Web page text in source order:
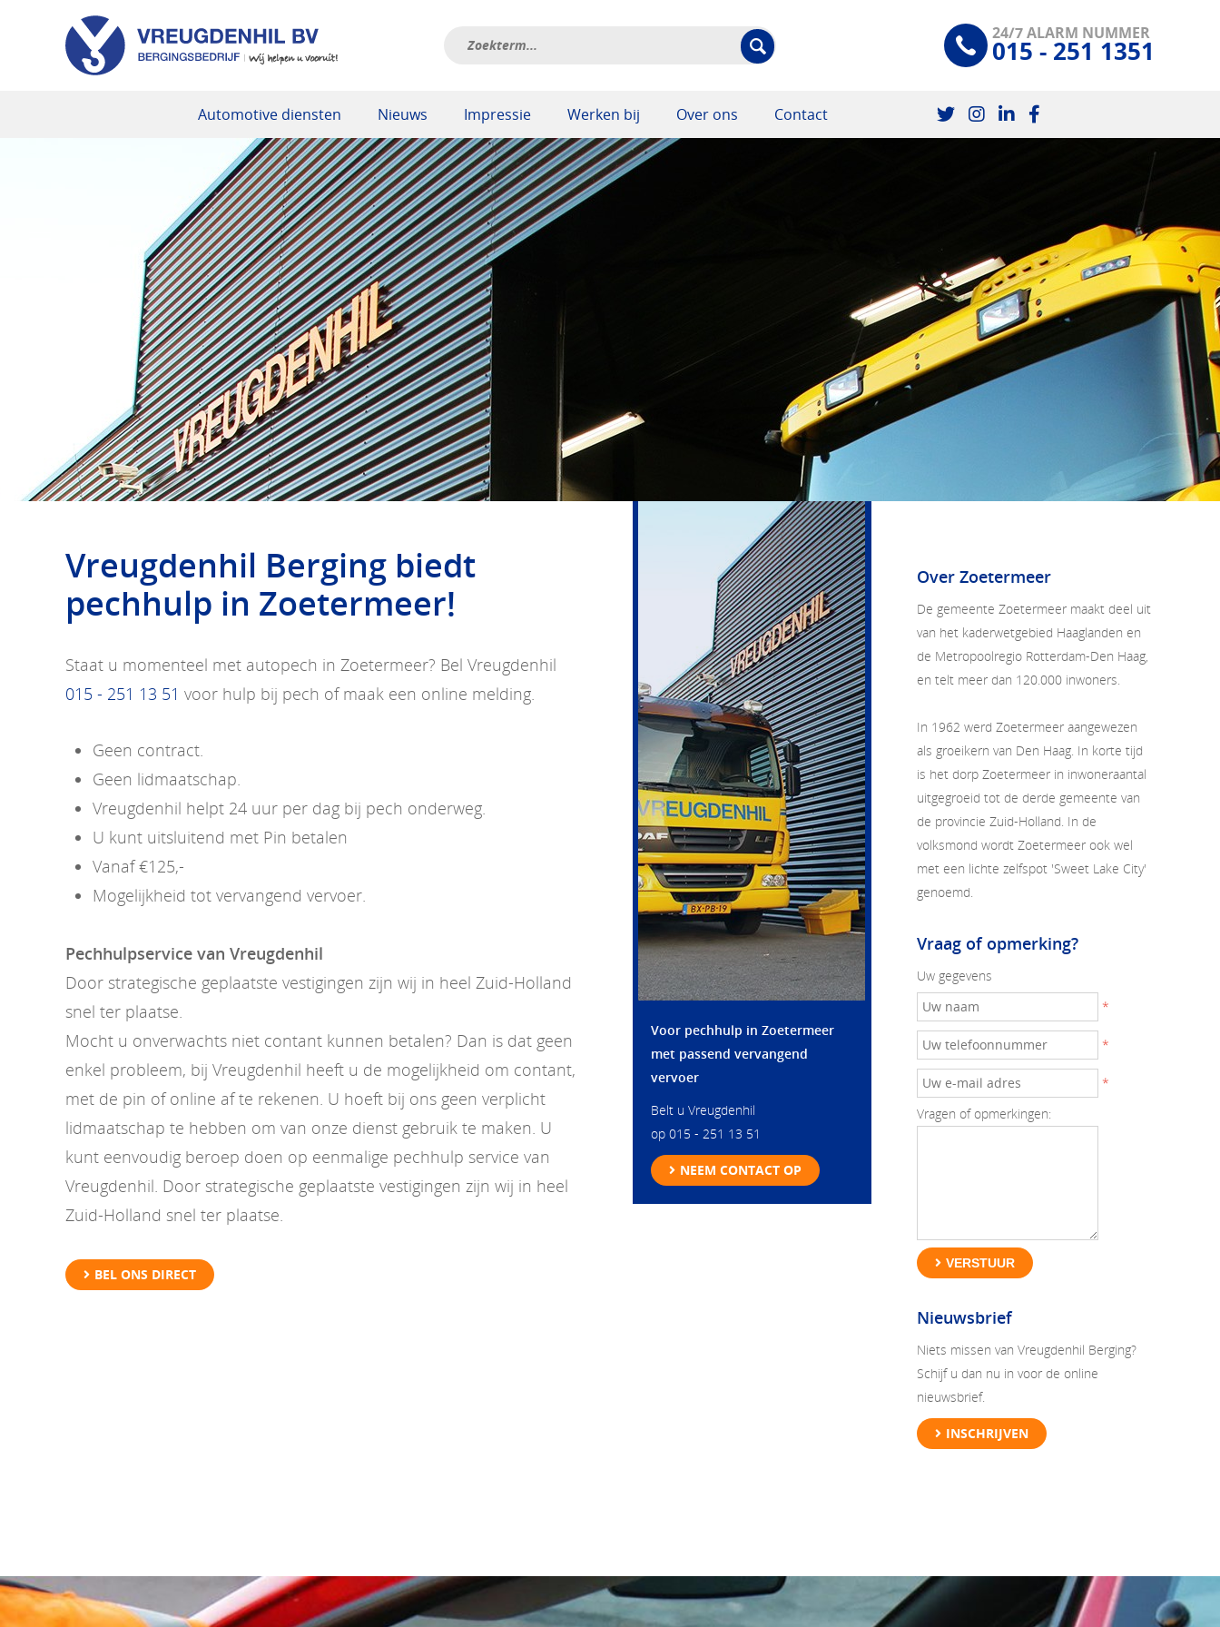
24/7 ALARM NUMMER
015 - 251 1351
Automotive diensten Nieuws Impressie Werken bij Over ons Contact
Vreugdenhil Berging biedt
pechhulp in Zoetermeer!
Staat u momenteel met autopech in Zoetermeer? Bel Vreugdenhil
015 - 251 13 51 voor hulp bij pech of maak een online melding.
Geen contract.
Geen lidmaatschap.
Vreugdenhil helpt 24 uur per dag bij pech onderweg.
U kunt uitsluitend met Pin betalen
Vanaf €125,-
Mogelijkheid tot vervangend vervoer.
Pechhulpservice van Vreugdenhil
Door strategische geplaatste vestigingen zijn wij in heel Zuid-Holland
snel ter plaatse.
Mocht u onverwachts niet contant kunnen betalen? Dan is dat geen
enkel probleem, bij Vreugdenhil heeft u de mogelijkheid om contant,
met de pin of online af te rekenen. U hoeft bij ons geen verplicht
lidmaatschap te hebben om van onze dienst gebruik te maken. U
kunt eenvoudig beroep doen op eenmalige pechhulp service van
Vreugdenhil. Door strategische geplaatste vestigingen zijn wij in heel
Zuid-Holland snel ter plaatse.
BEL ONS DIRECT
Voor pechhulp in Zoetermeer
met passend vervangend
vervoer
Belt u Vreugdenhil
op 015 - 251 13 51
NEEM CONTACT OP
Over Zoetermeer
De gemeente Zoetermeer maakt deel uit
van het kaderwetgebied Haaglanden en
de Metropoolregio Rotterdam-Den Haag,
en telt meer dan 120.000 inwoners.
In 1962 werd Zoetermeer aangewezen
als groeikern van Den Haag. In korte tijd
is het dorp Zoetermeer in inwoneraantal
uitgegroeid tot de derde gemeente van
de provincie Zuid-Holland. In de
volksmond wordt Zoetermeer ook wel
met een lichte zelfspot 'Sweet Lake City'
genoemd.
Vraag of opmerking?
Uw gegevens
*
*
*
Vragen of opmerkingen:
VERSTUUR
Nieuwsbrief
Niets missen van Vreugdenhil Berging?
Schijf u dan nu in voor de online
nieuwsbrief.
INSCHRIJVEN